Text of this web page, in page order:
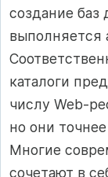
создание баз
выполняется
каталоги
числу Web-
но они
Многие
сочетают в